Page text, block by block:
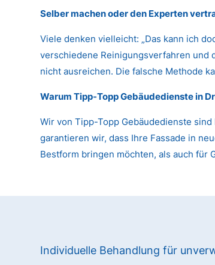
Selber machen oder den Experten
Viele denken vielleicht: „Das kann ich
verschiedene Reinigungsverfahren und
nicht ausreichen. Die falsche Methode
Warum Tipp-Topp Gebäudedienste in
Wir von Tipp-Topp Gebäudedienste
garantieren wir, dass Ihre Fassade in
Bestform bringen möchten, als auch für
Individuelle Behandlung für